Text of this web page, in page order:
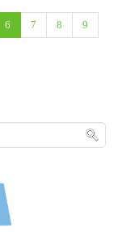
6 7 8 9